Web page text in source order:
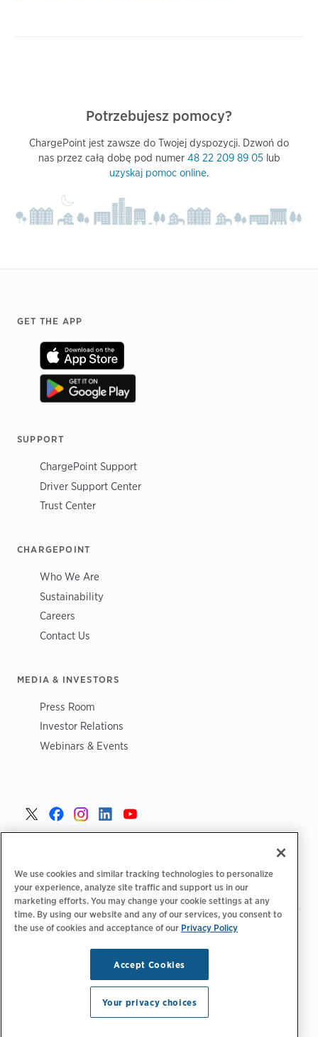
Potrzebujesz pomocy?
ChargePoint jest zawsze do Twojej dyspozycji. Dzwoń do
nas przez całą dobę pod numer 48 22 209 89 05lub
uzyskaj pomoc online.
Footer
GET THE APP
SUPPORT
ChargePoint Support
Driver Support Center
Trust Center
CHARGEPOINT
Who We Are
Sustainability
Careers
Contact Us
MEDIA & INVESTORS
Press Room
Investor Relations
Webinars & Events
Polityka prywatności | Opcje prywatności|Legalny
Copyright © 2026 ChargePoint, Inc. Wszelkie prawa
We use cookies and similar tracking technologies to personalize
your experience, analyze site traffic and support us in our
marketing efforts. You may change your cookie settings at any
time. By using our website and any of our services, you consent to
the use of cookies and acceptance of our Privacy Policy
Accept Cookies
Your privacy choices